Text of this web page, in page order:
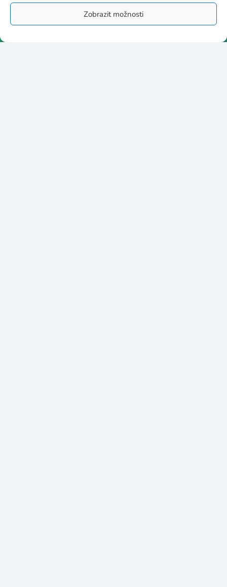
Zobrazit možnosti